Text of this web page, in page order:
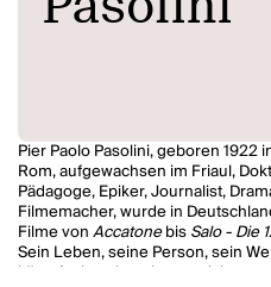
Pier Paolo Pasolini, geboren 1922
Rom, aufgewachsen im Friaul,
Pädagoge, Epiker, Journalist,
Filmemacher, wurde in
Filme vonAccatonebisSalo - Die
Sein Leben, seine Person, sein
kämpfte in seinen letzten Jahren